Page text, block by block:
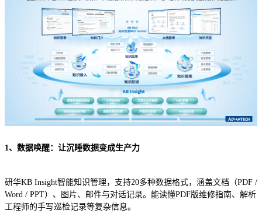
1、数据唤醒：让沉睡数据变成生产力
研华KB Insight智能知识管理，支持20多种数据格式，涵盖文档（PDF /
Word / PPT）、图片、邮件与对话记录。能读懂PDF版维修指南、解析
工程师的手写巡检记录等复杂信息。